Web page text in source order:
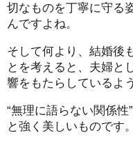
切なものを丁寧に守る
んですよね。
そして何より、結婚後
とを考えると、夫婦と
響をもたらしているよ
“無理に語らない関係
と強く美しいものです。